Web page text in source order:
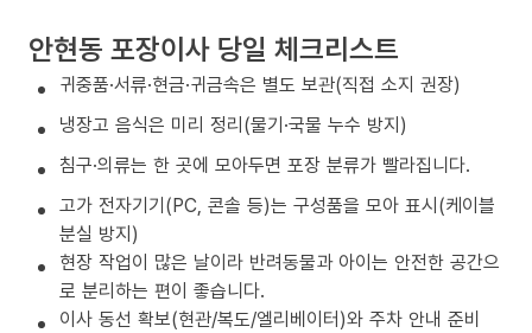
안현동 포장이사 당일 체크리스트
귀중품·서류·현금·귀금속은 별도 보관(직접 소지 권장)
냉장고 음식은 미리 정리(물기·국물 누수 방지)
침구·의류는 한 곳에 모아두면 포장 분류가 빨라집니다.
고가 전자기기(PC, 콘솔 등)는 구성품을 모아 표시(케이블
분실 방지)
현장 작업이 많은 날이라 반려동물과 아이는 안전한 공간으
로 분리하는 편이 좋습니다.
이사 동선 확보(현관/복도/엘리베이터)와 주차 안내 준비